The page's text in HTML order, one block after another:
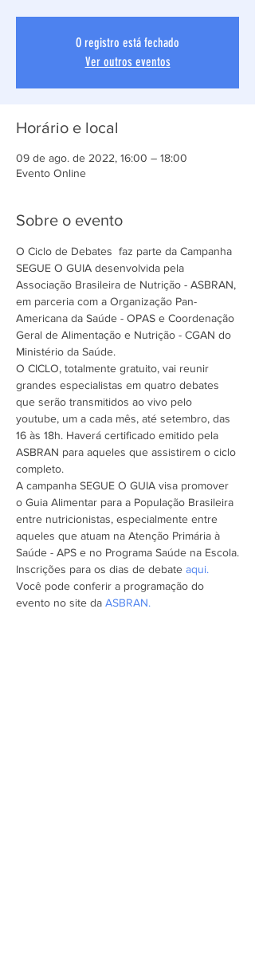
O registro está fechado
Ver outros eventos
Horário e local
09 de ago. de 2022, 16:00 – 18:00
Evento Online
Sobre o evento
O Ciclo de Debates  faz parte da Campanha
SEGUE O GUIA desenvolvida pela
Associação Brasileira de Nutrição - ASBRAN,
em parceria com a Organização Pan-
Americana da Saúde - OPAS e Coordenação
Geral de Alimentação e Nutrição - CGAN do
Ministério da Saúde.
O CICLO, totalmente gratuito, vai reunir
grandes especialistas em quatro debates
que serão transmitidos ao vivo pelo
youtube, um a cada mês, até setembro, das
16 às 18h. Haverá certificado emitido pela
ASBRAN para aqueles que assistirem o ciclo
completo.
A campanha SEGUE O GUIA visa promover
o Guia Alimentar para a População Brasileira
entre nutricionistas, especialmente entre
aqueles que atuam na Atenção Primária à
Saúde - APS e no Programa Saúde na Escola.
Inscrições para os dias de debate aqui.
Você pode conferir a programação do
evento no site da ASBRAN.